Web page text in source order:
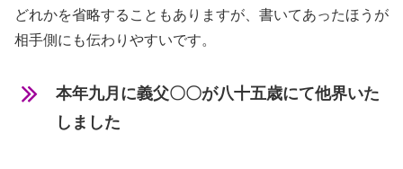
どれかを省略することもありますが、書いてあったほうが
相手側にも伝わりやすいです。
本年九月に義父〇〇が八十五歳にて他界いた
しました